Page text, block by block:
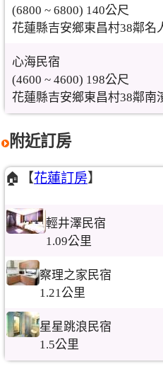
(6800 ~ 6800) 140公尺
花蓮縣吉安鄉東昌村38鄰名
心海民宿
(4600 ~ 4600) 198公尺
花蓮縣吉安鄉東昌村38鄰南
附近訂房
🏠【花蓮訂房】
輕井澤民宿
1.09公里
察理之家民宿
1.21公里
星星跳浪民宿
1.5公里